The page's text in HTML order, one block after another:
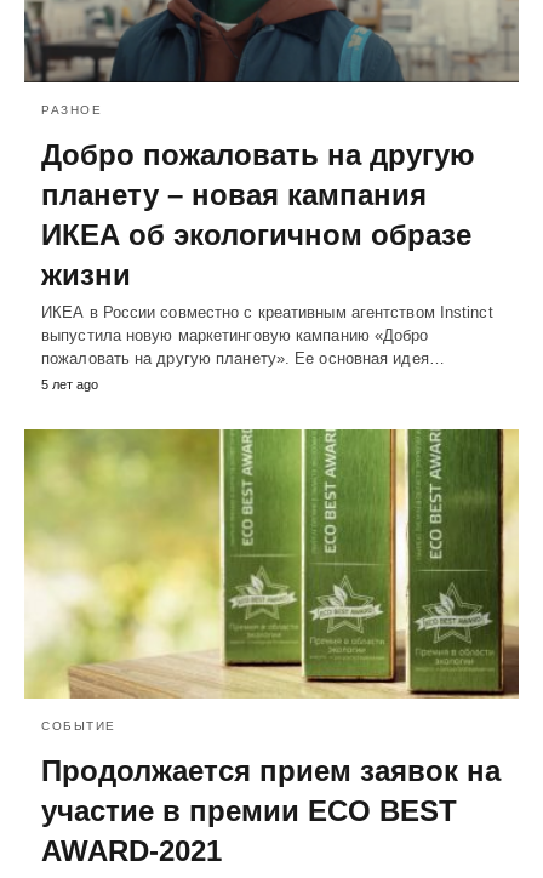
РАЗНОЕ
Добро пожаловать на другую
планету – новая кампания
ИКЕА об экологичном образе
жизни
ИКЕА в России совместно с креативным агентством Instinct
выпустила новую маркетинговую кампанию «Добро
пожаловать на другую планету». Ее основная идея…
5 лет ago
СОБЫТИЕ
Продолжается прием заявок на
участие в премии ECO BEST
AWARD-2021